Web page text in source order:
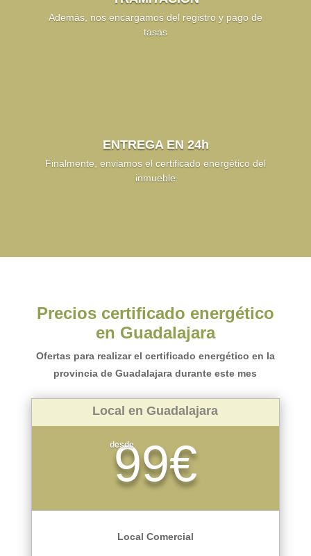
Además, nos encargamos del registro y pago de
tasas
ENTREGA EN 24h
Finalmente, enviamos el certificado energético del
inmueble
Precios certificado energético
en Guadalajara
Ofertas para realizar el certificado energético en la
provincia de Guadalajara durante este mes
Local en Guadalajara
desde
99€
Local Comercial